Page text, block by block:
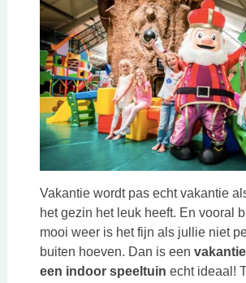
Vakantie wordt pas echt vakantie
het gezin het leuk heeft. En vooral
mooi weer is het fijn als jullie niet
buiten hoeven. Dan is een
een indoor speeltuin echt ideaal!